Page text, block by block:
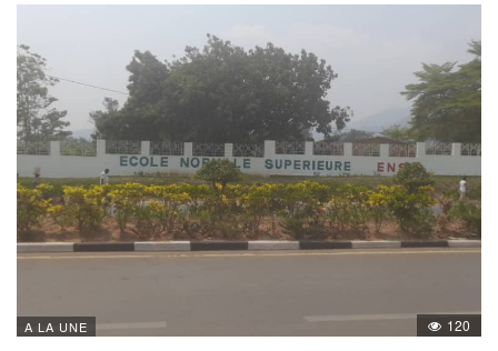
A LA UNE 120